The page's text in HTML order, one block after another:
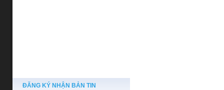
ĐĂNG KÝ NHẬN BẢN TIN